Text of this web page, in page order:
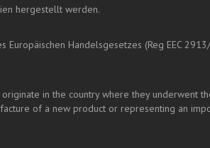
hergestellt werden.
Handelsgesetzes (Reg EEC
in the country where they underwent
of a new product or representing an